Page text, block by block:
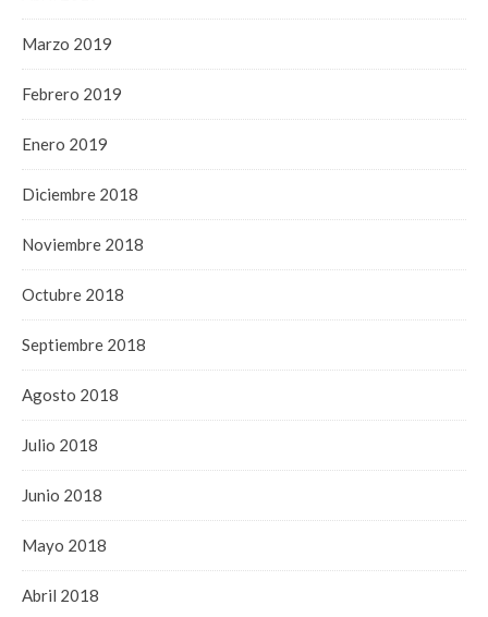
Marzo 2019
Febrero 2019
Enero 2019
Diciembre 2018
Noviembre 2018
Octubre 2018
Septiembre 2018
Agosto 2018
Julio 2018
Junio 2018
Mayo 2018
Abril 2018